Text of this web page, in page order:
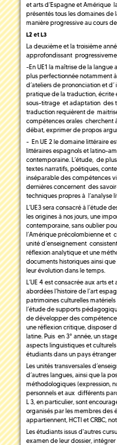
et arts d’Espagne et Amérique
présentés tous les domaines
manière progressive au cours
L2 et L3
La deuxième et la troisième
approfondissant
-En UE1 la maîtrise de la langue
plus perfectionnée notamment
d’ateliers de prononciation et
pratique de la traduction, écrite
sous-titrage et adaptation des
traduction requièrent de
compétences orales cherchent
débat, exprimer de propos
- En UE 2 le domaine littéraire
littéraires espagnols et latino-
contemporaine. L’étude, de
textes narratifs, poétiques,
inséparable des compétences
dernières concernent des
techniques propres à l’analyse
L’UE3 sera consacré à l’étude
les origines à nos jours, une
contemporaine, sans oublier
l’Amérique précolombienne et
unité d’enseignement
réflexion analytique et une
documents historiques ainsi
leur évolution dans le temps.
L’UE 4 est consacrée aux arts
abordées l’histoire de l’art
patrimoines culturelles
l’étude de supports
de développer des
une réflexion critique, disposer
latine. Puis en 3° année, un
aspects linguistiques et
étudiants dans un pays
Les unités transversales
d’autres langues, ainsi que la
méthodologiques (expression,
personnels et aux différents
L 3, en particulier, sont
organisés par les membres des
appartiennent, HCTI et CRBC,
Les étudiants issus d'autres
examen de leur dossier,